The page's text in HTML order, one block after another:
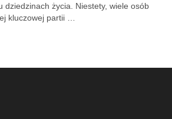
dziedzinach życia. Niestety, wiele osób
kluczowej partii …